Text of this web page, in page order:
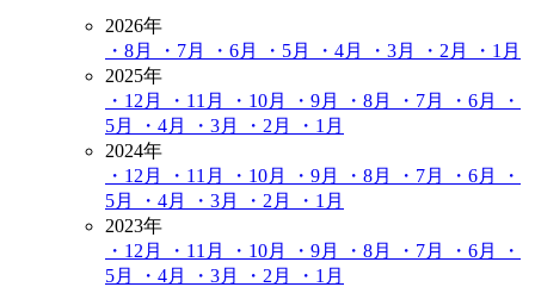
2026年
・8月
・7月 ・6月 ・5月 ・4月 ・3月 ・2月
・1月
2025年
・12月
・11月 ・10月 ・9月 ・8月 ・7月 ・6月
・
5月
・4月 ・3月 ・2月
・1月
2024年
・12月
・11月 ・10月 ・9月 ・8月 ・7月 ・6月
・
5月
・4月 ・3月 ・2月
・1月
2023年
・12月
・11月 ・10月 ・9月 ・8月 ・7月 ・6月
・
5月
・4月 ・3月 ・2月
・1月